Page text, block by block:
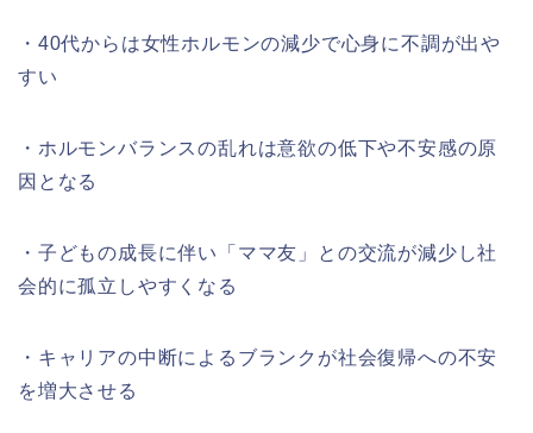
・40代からは女性ホルモンの減少で心身に不調が出や
すい
・ホルモンバランスの乱れは意欲の低下や不安感の原
因となる
・子どもの成長に伴い「ママ友」との交流が減少し社
会的に孤立しやすくなる
・キャリアの中断によるブランクが社会復帰への不安
を増大させる